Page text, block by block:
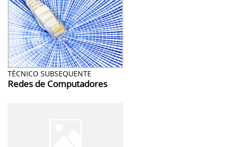
TÉCNICO SUBSEQUENTE
Redes de Computadores